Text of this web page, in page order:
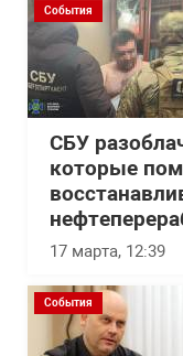
События
СБУ
которые
17 марта, 12:39
События